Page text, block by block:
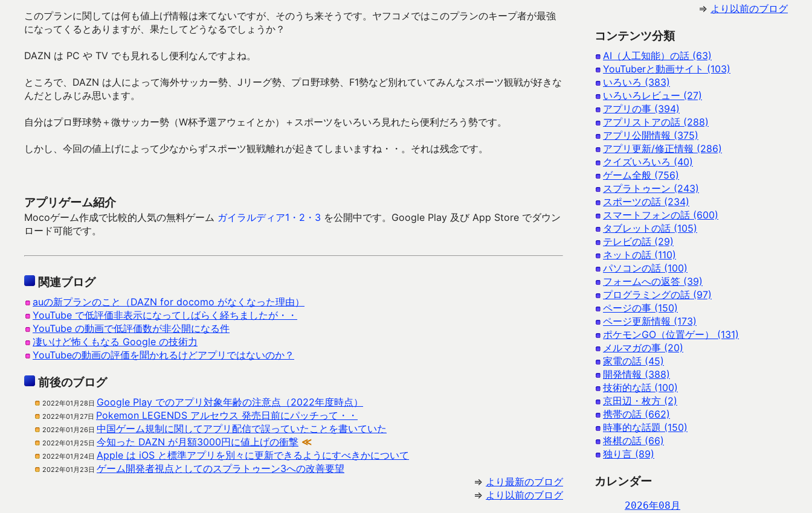
このプランに関しては何も値上げ情報は来てないですが、そのうち来そうです。ヤフコメではこのプランのキープ者が最強
になってくるとありますが、果たしてどうなるでしょうか？
DAZN は PC や TV でも見れるし便利なんですよね。
ところで、DAZN は人によって海外サッカー勢、Jリーグ勢、プロ野球勢、F1勢など別れていてみんなスポーツ観戦が好きな
んだとしみじみ思います。
自分はプロ野球勢＋微サッカー勢（W杯予選アウェイとか）＋スポーツをいろいろ見れたら便利だろう勢です。
しかし、今回の値上げによって少なからずスポーツ観戦離れが起きてしまいますね・・。それは残念です。
アプリゲーム紹介
Mocoゲーム作成で比較的人気の無料ゲーム ガイラルディア1・2・3 を公開中です。Google Play 及び App Store でダウン
ロード可能です。
関連ブログ
auの新プランのこと（DAZN for docomo がなくなった理由）
YouTube で低評価非表示になってしばらく経ちましたが・・
YouTube の動画で低評価数が非公開になる件
凄いけど怖くもなる Google の技術力
YouTubeの動画の評価を聞かれるけどアプリではないのか？
前後のブログ
2022年01月28日 Google Play でのアプリ対象年齢の注意点（2022年度時点）
2022年01月27日 Pokemon LEGENDS アルセウス 発売日前にパッチって・・
2022年01月26日 中国ゲーム規制に関してアプリ配信で誤っていたことを書いていた
2022年01月25日 今知った DAZN が月額3000円に値上げの衝撃 ≪
2022年01月24日 Apple は iOS と標準アプリを別々に更新できるようにすべきかについて
2022年01月23日 ゲーム開発者視点としてのスプラトゥーン3への改善要望
⇒ より最新のブログ
⇒ より以前のブログ
⇒ より以前のブログ
コンテンツ分類
AI（人工知能）の話 (63)
YouTuberと動画サイト (103)
いろいろ (383)
いろいろレビュー (27)
アプリの事 (394)
アプリストアの話 (288)
アプリ公開情報 (375)
アプリ更新/修正情報 (286)
クイズいろいろ (40)
ゲーム全般 (756)
スプラトゥーン (243)
スポーツの話 (234)
スマートフォンの話 (600)
タブレットの話 (105)
テレビの話 (29)
ネットの話 (110)
パソコンの話 (100)
フォームへの返答 (39)
プログラミングの話 (97)
ページの事 (150)
ページ更新情報 (173)
ポケモンGO（位置ゲー） (131)
メルマガの事 (20)
家電の話 (45)
開発情報 (388)
技術的な話 (100)
京田辺・枚方 (2)
携帯の話 (662)
時事的な話題 (150)
将棋の話 (66)
独り言 (89)
カレンダー
2026年08月